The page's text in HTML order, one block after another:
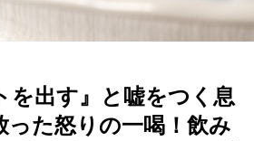
を出す』と嘘をつく息
った怒りの一喝！飲み